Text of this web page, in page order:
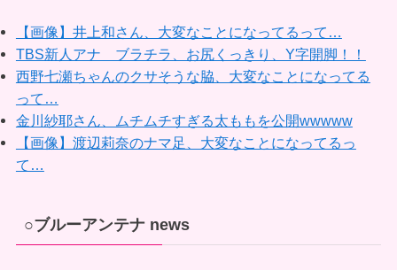
【画像】井上和さん、大変なことになってるって…
TBS新人アナ ブラチラ、お尻くっきり、Y字開脚！！
西野七瀬ちゃんのクサそうな脇、大変なことになってる
って…
金川紗耶さん、ムチムチすぎる太ももを公開wwwww
【画像】渡辺莉奈のナマ足、大変なことになってるっ
て…
○ブルーアンテナ news